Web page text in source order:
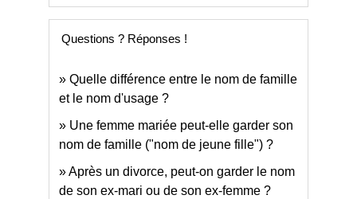
Questions ? Réponses !
Quelle différence entre le nom de famille
et le nom d'usage ?
Une femme mariée peut-elle garder son
nom de famille ("nom de jeune fille") ?
Après un divorce, peut-on garder le nom
de son ex-mari ou de son ex-femme ?